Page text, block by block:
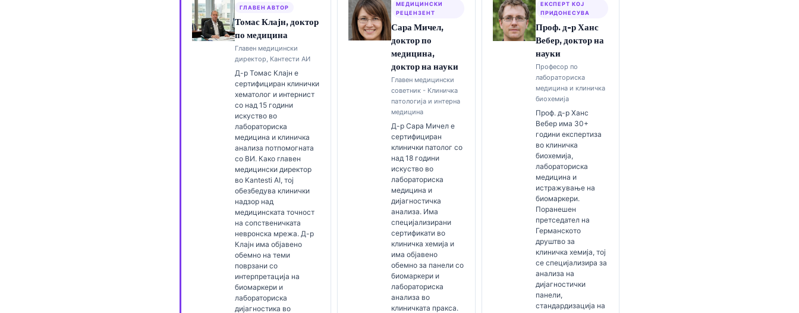
ГЛАВЕН АВТОР
Томас Клајн, доктор
по медицина
Главен медицински
директор, Кантести АИ
Д-р Томас Клајн е
сертифициран клинички
хематолог и интернист
со над 15 години
искуство во
лабораториска
медицина и клиничка
анализа потпомогната
со ВИ. Како главен
медицински директор
во Kantesti AI, тој
обезбедува клинички
надзор над
медицинската точност
на сопственичката
невронска мрежа. Д-р
Клајн има објавено
обемно на теми
поврзани со
интерпретација на
биомаркери и
лабораториска
дијагностика во
МЕДИЦИНСКИ
РЕЦЕНЗЕНТ
Сара Мичел,
доктор по
медицина,
доктор на науки
Главен медицински
советник - Клиничка
патологија и интерна
медицина
Д-р Сара Мичел е
сертифициран
клинички патолог со
над 18 години
искуство во
лабораториска
медицина и
дијагностичка
анализа. Има
специјализирани
сертификати во
клиничка хемија и
има објавено
обемно за панели со
биомаркери и
лабораториска
анализа во
клиничката пракса.
ЕКСПЕРТ КОЈ
ПРИДОНЕСУВА
Проф. д-р Ханс
Вебер, доктор на
науки
Професор по
лабораториска
медицина и клиничка
биохемија
Проф. д-р Ханс
Вебер има 30+
години експертиза
во клиничка
биохемија,
лабораториска
медицина и
истражување на
биомаркери.
Поранешен
претседател на
Германското
друштво за
клиничка хемија, тој
се специјализира за
анализа на
дијагностички
панели,
стандардизација на